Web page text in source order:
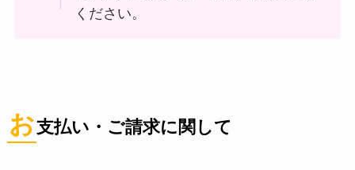
ください。
お支払い・ご請求に関して